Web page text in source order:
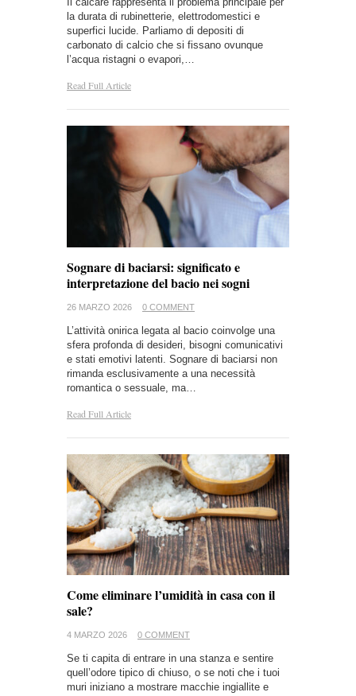
la durata di rubinetterie, elettrodomestici e
superfici lucide. Parliamo di depositi di
carbonato di calcio che si fissano ovunque
l’acqua ristagni o evapori,…
Read Full Article
Sognare di baciarsi: significato e
interpretazione del bacio nei sogni
26 MARZO 2026 0 COMMENT
L’attività onirica legata al bacio coinvolge una
sfera profonda di desideri, bisogni comunicativi
e stati emotivi latenti. Sognare di baciarsi non
rimanda esclusivamente a una necessità
romantica o sessuale, ma…
Read Full Article
Come eliminare l’umidità in casa con il
sale?
4 MARZO 2026 0 COMMENT
Se ti capita di entrare in una stanza e sentire
quell’odore tipico di chiuso, o se noti che i tuoi
muri iniziano a mostrare macchie ingiallite e